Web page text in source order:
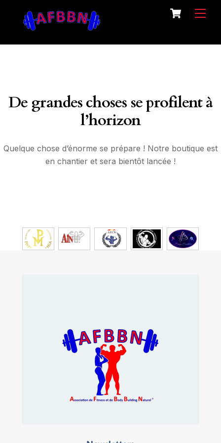
content
Cart
De grandes choses se profilent à
l’horizon
Quelque chose d’énorme se prépare ! Notre boutique est
en chantier et sera bientôt lancée !